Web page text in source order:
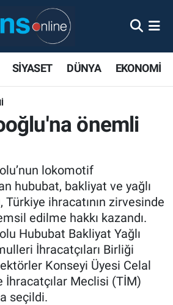
SİYASET DÜNYA EKONOMİ
önemli
lokomotif
hububat, bakliyat ve yağlı
ihracatının zirvesinde
edilme hakkı kazandı.
Hububat Bakliyat Yağlı
İhracatçıları Birliği
Konseyi Üyesi Celal
İhracatçılar Meclisi (TİM)
seçildi.